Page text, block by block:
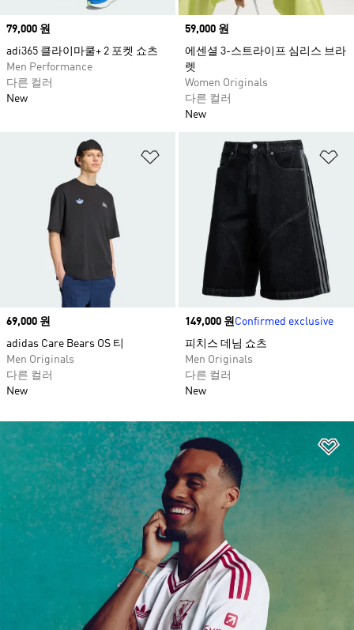
Price
79,000 원
adi365 클라이마쿨+ 2 포켓 쇼츠
Men Performance
다른 컬러
New
Price
59,000 원
에센셜 3-스트라이프 심리스 브라
렛
Women Originals
다른 컬러
New
위시리스트 담기
Price
69,000 원
adidas Care Bears OS 티
Men Originals
다른 컬러
New
Price
149,000 원Confirmed exclusive
피치스 데님 쇼츠​
Men Originals
다른 컬러
New